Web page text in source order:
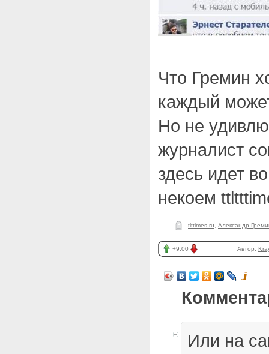
Что Гремин
каждый
Но не
журналист
здесь идет
некоем
tlttimes.ru Александр
+9.00 Автор:
Или на